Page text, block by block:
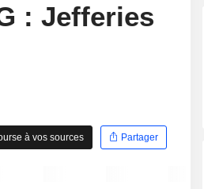
: Jefferies
à vos sources
Partager